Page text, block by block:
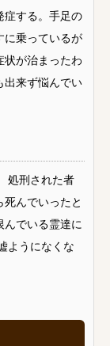
症する。手足の
に乗っているが
状が治まったわ
出来ず悩んでい
処刑された者
んでいったと
んでいる霊達に
ようになくな